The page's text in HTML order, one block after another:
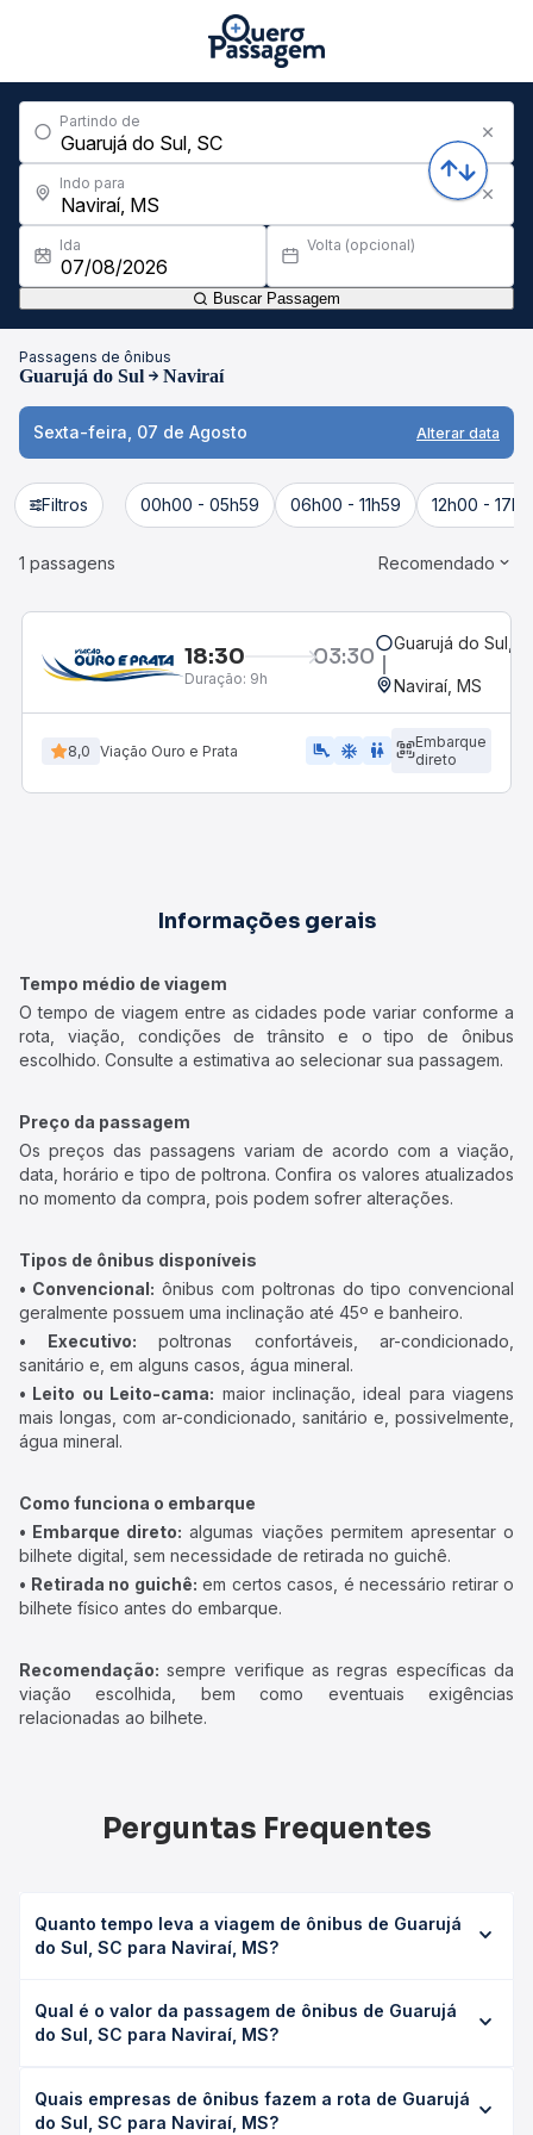
Partindo de
Indo para
Ida Volta (opcional)
Buscar Passagem
Passagens de ônibus
Guarujá do Sul Naviraí
Sexta-feira, 07 de Agosto Alterar data
Filtros 00h00 - 05h59 06h00 - 11h59 12h00 -
1 passagens Recomendado
18:30 03:30
Duração: 9h
Guarujá do Sul,
Naviraí, MS
8,0 Viação Ouro e Prata airline_seat_legroom_extra ac_unit WC
Embarque
direto
Informações gerais
Tempo médio de viagem
O tempo de viagem entre as cidades pode variar conforme a
rota, viação, condições de trânsito e o tipo de ônibus
escolhido. Consulte a estimativa ao selecionar sua passagem.
Preço da passagem
Os preços das passagens variam de acordo com a viação,
data, horário e tipo de poltrona. Confira os valores atualizados
no momento da compra, pois podem sofrer alterações.
Tipos de ônibus disponíveis
• Convencional: ônibus com poltronas do tipo convencional
geralmente possuem uma inclinação até 45º e banheiro.
• Executivo: poltronas confortáveis, ar-condicionado,
sanitário e, em alguns casos, água mineral.
• Leito ou Leito-cama: maior inclinação, ideal para viagens
mais longas, com ar-condicionado, sanitário e, possivelmente,
água mineral.
Como funciona o embarque
• Embarque direto: algumas viações permitem apresentar o
bilhete digital, sem necessidade de retirada no guichê.
• Retirada no guichê: em certos casos, é necessário retirar o
bilhete físico antes do embarque.
Recomendação: sempre verifique as regras específicas da
viação escolhida, bem como eventuais exigências
relacionadas ao bilhete.
Perguntas Frequentes
Quanto tempo leva a viagem de ônibus de Guarujá
do Sul, SC para Naviraí, MS?
MS leva em média 9h, podendo variar conforme a viação,
o tipo de serviço (convencional, executivo ou leito) e as
opção na data desejada.
Qual é o valor da passagem de ônibus de Guarujá
do Sul, SC para Naviraí, MS?
para Naviraí, MS custa em média R$ 200,78 e varia
conforme a data da viagem, a empresa, o tipo de poltrona
Quais empresas de ônibus fazem a rota de Guarujá
do Sul, SC para Naviraí, MS?